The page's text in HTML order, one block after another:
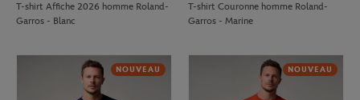
T-shirt Affiche 2026 homme Roland-
Garros - Blanc
T-shirt Couronne homme Roland-
Garros - Marine
NOUVEAU NOUVEAU